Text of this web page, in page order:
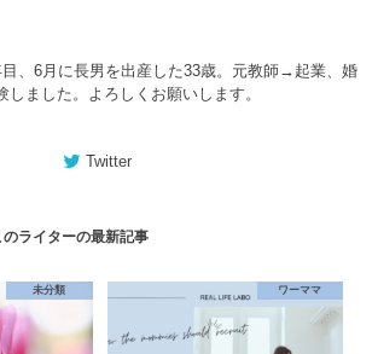
目、6月に長男を出産した33歳。元教師→起業、婚
しました。よろしくお願いします。
Twitter
のライターの最新記事
未分類 ワーママ